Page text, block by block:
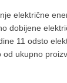
električne
dobijene
11 odsto
ukupno